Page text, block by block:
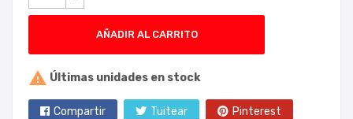
AÑADIR AL CARRITO
 Últimas unidades en stock
Compartir Tuitear Pinterest